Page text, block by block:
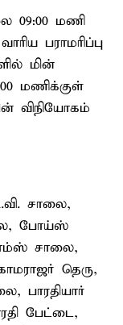
09:00 மணி
பராமரிப்பு
மின்
மணிக்குள்
விநியோகம்
சாலை,
போய்ஸ்
சாலை,
தெரு,
பாரதியார்
பேட்டை,